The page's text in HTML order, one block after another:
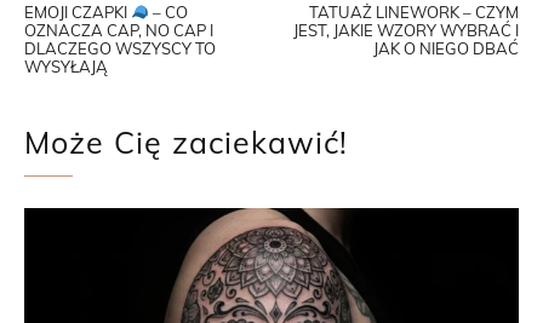
EMOJI CZAPKI
– CO
OZNACZA CAP, NO CAP I
DLACZEGO WSZYSCY TO
WYSYŁAJĄ
TATUAŻ LINEWORK – CZYM
JEST, JAKIE WZORY WYBRAĆ I
JAK O NIEGO DBAĆ
Może Cię zaciekawić!